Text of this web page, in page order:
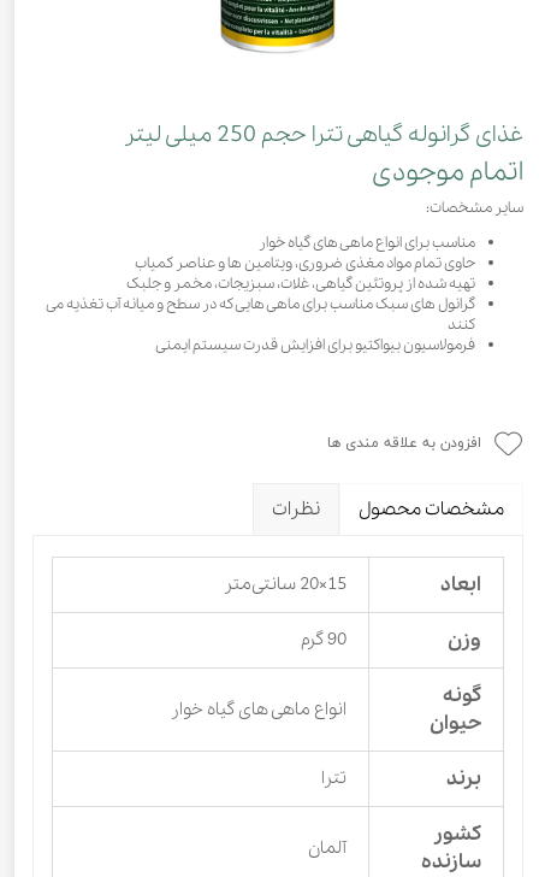
غذای گرانوله گیاهی تترا حجم 250 میلی لیتر
اتمام موجودی
سایر مشخصات:
مناسب برای انواع ماهی های گیاه خوار
حاوی تمام مواد مغذی ضروری، ویتامین ها و عناصر کمیاب
تهیه شده از پروتئین گیاهی، غلات، سبزیجات، مخمر و جلبک
گرانول های سبک مناسب برای ماهی هایی که در سطح و میانه آب تغذیه می
کنند
فرمولاسیون بیواکتیو برای افزایش قدرت سیستم ایمنی
افزودن به علاقه مندی ها
مشخصات محصول نظرات
ابعاد 15×20 سانتی‌متر
وزن 90 گرم
گونه
حیوان
انواع ماهی های گیاه خوار
برند تترا
کشور
سازنده
آلمان